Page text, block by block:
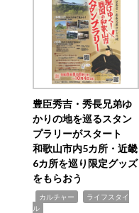
豊臣秀吉・秀長兄弟ゆ
かりの地を巡るスタン
プラリーがスタート
和歌山市内5カ所・近畿
6カ所を巡り限定グッズ
をもらおう
カルチャー
ライフスタイ
ル